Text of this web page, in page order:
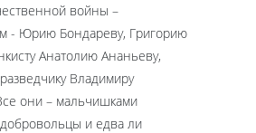
войны –
- Юрию Бондареву, Григорию
Анатолию Ананьеву,
Владимиру
они – мальчишками
и едва ли